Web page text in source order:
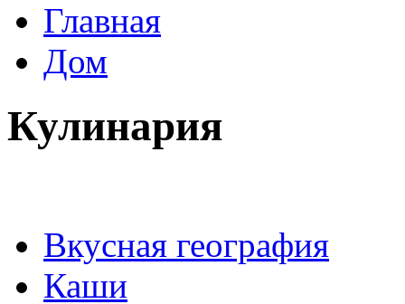
Главная
Дом
Кулинария
Вкусная география
Каши